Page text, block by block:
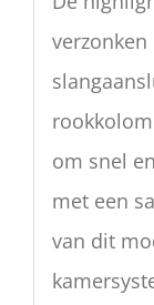
om snel
met een
van dit